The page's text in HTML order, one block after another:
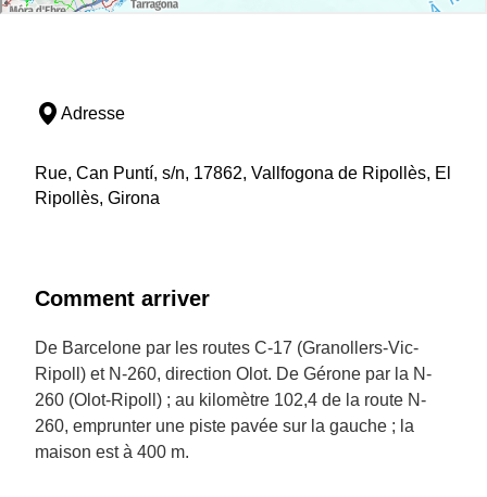
Adresse
Rue, Can Puntí, s/n, 17862, Vallfogona de Ripollès, El
Ripollès, Girona
Comment arriver
De Barcelone par les routes C-17 (Granollers-Vic-
Ripoll) et N-260, direction Olot. De Gérone par la N-
260 (Olot-Ripoll) ; au kilomètre 102,4 de la route N-
260, emprunter une piste pavée sur la gauche ; la
maison est à 400 m.